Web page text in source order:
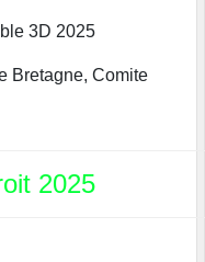
3D 2025
Bretagne, Comite
2025